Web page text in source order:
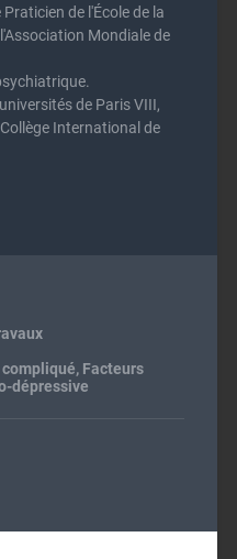
de l'École de la
Mondiale de
de Paris VIII,
International de
compliqué, Facteurs
dépressive